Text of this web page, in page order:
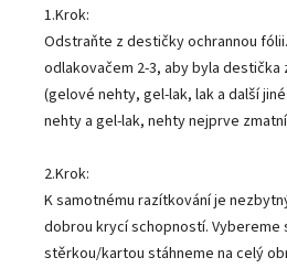
1.Krok:
Odstraňte z destičky ochrannou
odlakovačem 2-3, aby byla
(gelové nehty, gel-lak, lak a další
nehty a gel-lak, nehty nejprve
2.Krok:
K samotnému razítkování je
dobrou krycí schopností. Vybereme
stěrkou/kartou stáhneme na celý